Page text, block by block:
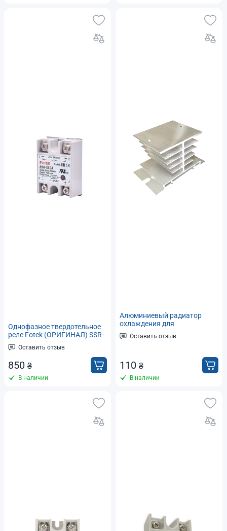
Однофазное твердотельное
реле Fotek (ОРИГИНАЛ) SSR-
75DA тип DC-AC, Imax 75А 24-
380В переменного тока
Оставить отзыв
850 ₴
В наличии
Алюминиевый радиатор
охлаждения для
твердотельных реле SSR
Оставить отзыв
110 ₴
В наличии